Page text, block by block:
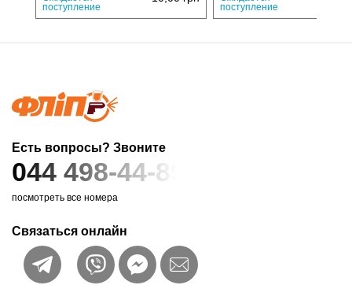
поступление
поступление
Есть вопросы? Звоните
044 498-44-89
посмотреть все номера
Связаться онлайн